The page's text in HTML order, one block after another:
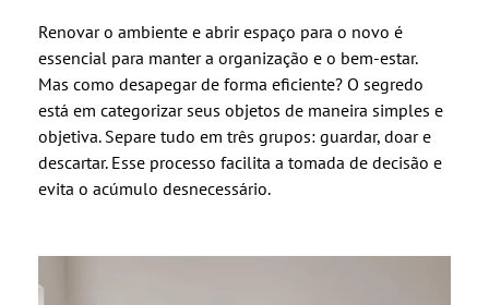
Renovar o ambiente e abrir espaço para o novo é
essencial para manter a organização e o bem-estar.
Mas como desapegar de forma eficiente? O segredo
está em categorizar seus objetos de maneira simples e
objetiva. Separe tudo em três grupos: guardar, doar e
descartar. Esse processo facilita a tomada de decisão e
evita o acúmulo desnecessário.